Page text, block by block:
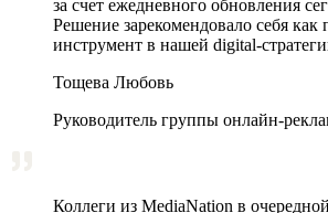
за счет ежедневного обновления
Решение зарекомендовало себя как
инструмент в нашей digital-
Тощева Любовь
Руководитель группы онлайн-
Коллеги из MediaNation в